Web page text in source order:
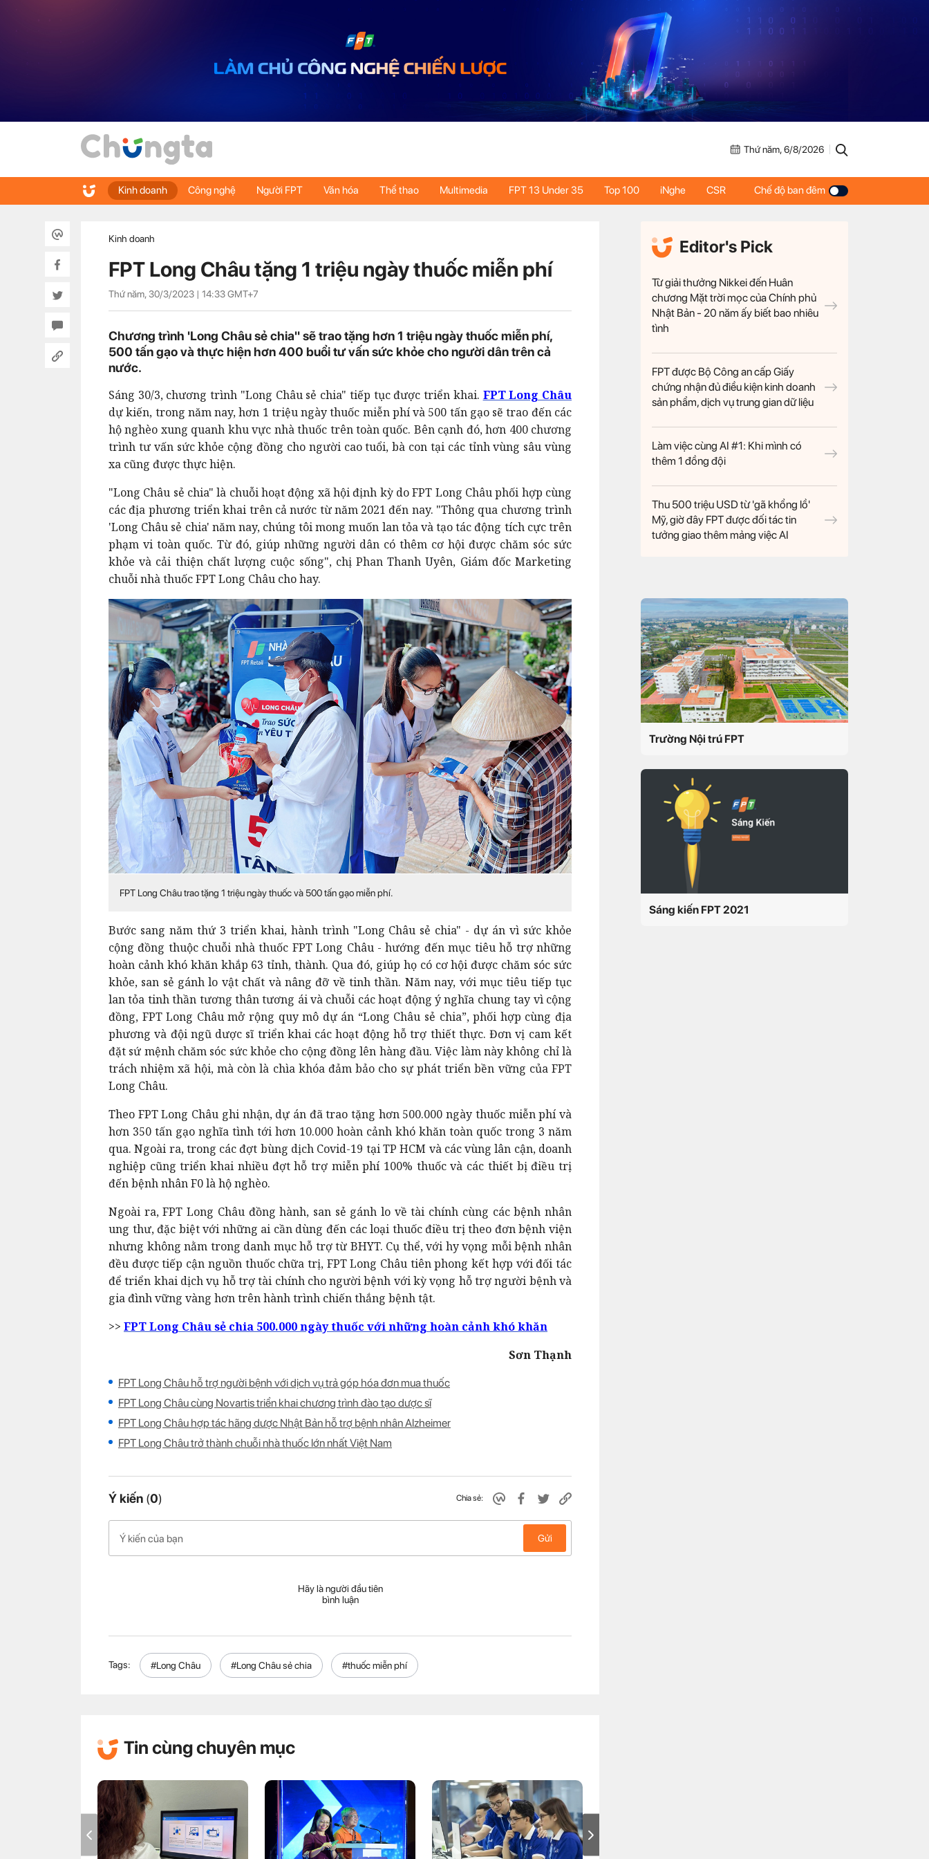
Thứ năm, 6/8/2026
Kinh doanh Công nghệ Người FPT Văn hóa Thể thao Multimedia FPT 13 Under 35 Top 100 iNghe CSR Chế độ ban đêm
Kinh doanh
FPT Long Châu tặng 1 triệu ngày thuốc miễn phí
Thứ năm, 30/3/2023 | 14:33GMT+7
Chương trình 'Long Châu sẻ chia" sẽ trao tặng hơn 1 triệu ngày thuốc miễn phí,
500 tấn gạo và thực hiện hơn 400 buổi tư vấn sức khỏe cho người dân trên cả
nước.
Sáng 30/3, chương trình "Long Châu sẻ chia" tiếp tục được triển khai. FPT Long Châu
dự kiến, trong năm nay, hơn 1 triệu ngày thuốc miễn phí và 500 tấn gạo sẽ trao đến các
hộ nghèo xung quanh khu vực nhà thuốc trên toàn quốc. Bên cạnh đó, hơn 400 chương
trình tư vấn sức khỏe cộng đồng cho người cao tuổi, bà con tại các tỉnh vùng sâu vùng
xa cũng được thực hiện.
"Long Châu sẻ chia" là chuỗi hoạt động xã hội định kỳ do FPT Long Châu phối hợp cùng
các địa phương triển khai trên cả nước từ năm 2021 đến nay. "Thông qua chương trình
'Long Châu sẻ chia' năm nay, chúng tôi mong muốn lan tỏa và tạo tác động tích cực trên
phạm vi toàn quốc. Từ đó, giúp những người dân có thêm cơ hội được chăm sóc sức
khỏe và cải thiện chất lượng cuộc sống", chị Phan Thanh Uyên, Giám đốc Marketing
chuỗi nhà thuốc FPT Long Châu cho hay.
FPT Long Châu trao tặng 1 triệu ngày thuốc và 500 tấn gạo miễn phí.
Bước sang năm thứ 3 triển khai, hành trình "Long Châu sẻ chia" - dự án vì sức khỏe
cộng đồng thuộc chuỗi nhà thuốc FPT Long Châu - hướng đến mục tiêu hỗ trợ những
hoàn cảnh khó khăn khắp 63 tỉnh, thành. Qua đó, giúp họ có cơ hội được chăm sóc sức
khỏe, san sẻ gánh lo vật chất và nâng đỡ về tinh thần. Năm nay, với mục tiêu tiếp tục
lan tỏa tinh thần tương thân tương ái và chuỗi các hoạt động ý nghĩa chung tay vì cộng
đồng, FPT Long Châu mở rộng quy mô dự án “Long Châu sẻ chia”, phối hợp cùng địa
phương và đội ngũ dược sĩ triển khai các hoạt động hỗ trợ thiết thực. Đơn vị cam kết
đặt sứ mệnh chăm sóc sức khỏe cho cộng đồng lên hàng đầu. Việc làm này không chỉ là
trách nhiệm xã hội, mà còn là chìa khóa đảm bảo cho sự phát triển bền vững của FPT
Long Châu.
Theo FPT Long Châu ghi nhận, dự án đã trao tặng hơn 500.000 ngày thuốc miễn phí và
hơn 350 tấn gạo nghĩa tình tới hơn 10.000 hoàn cảnh khó khăn toàn quốc trong 3 năm
qua. Ngoài ra, trong các đợt bùng dịch Covid-19 tại TP HCM và các vùng lân cận, doanh
nghiệp cũng triển khai nhiều đợt hỗ trợ miễn phí 100% thuốc và các thiết bị điều trị
đến bệnh nhân F0 là hộ nghèo.
Ngoài ra, FPT Long Châu đồng hành, san sẻ gánh lo về tài chính cùng các bệnh nhân
ung thư, đặc biệt với những ai cần dùng đến các loại thuốc điều trị theo đơn bệnh viện
nhưng không nằm trong danh mục hỗ trợ từ BHYT. Cụ thể, với hy vọng mỗi bệnh nhân
đều được tiếp cận nguồn thuốc chữa trị, FPT Long Châu tiên phong kết hợp với đối tác
để triển khai dịch vụ hỗ trợ tài chính cho người bệnh với kỳ vọng hỗ trợ người bệnh và
gia đình vững vàng hơn trên hành trình chiến thắng bệnh tật.
>> FPT Long Châu sẻ chia 500.000 ngày thuốc với những hoàn cảnh khó khăn
Sơn Thạnh
FPT Long Châu hỗ trợ người bệnh với dịch vụ trả góp hóa đơn mua thuốc
FPT Long Châu cùng Novartis triển khai chương trình đào tạo dược sĩ
FPT Long Châu hợp tác hãng dược Nhật Bản hỗ trợ bệnh nhân Alzheimer
FPT Long Châu trở thành chuỗi nhà thuốc lớn nhất Việt Nam
Ý kiến (0) Chia sẻ:
Gửi
Hãy là người đầu tiên
bình luận
Tags: #Long Châu #Long Châu sẻ chia #thuốc miễn phí
Editor's Pick
Từ giải thưởng Nikkei đến Huân
chương Mặt trời mọc của Chính phủ
Nhật Bản - 20 năm ấy biết bao nhiêu
tình
FPT được Bộ Công an cấp Giấy
chứng nhận đủ điều kiện kinh doanh
sản phẩm, dịch vụ trung gian dữ liệu
Làm việc cùng AI #1: Khi mình có
thêm 1 đồng đội
Thu 500 triệu USD từ 'gã khổng lồ'
Mỹ, giờ đây FPT được đối tác tin
tưởng giao thêm mảng việc AI
Trường Nội trú FPT
Sáng kiến FPT 2021
Tin cùng chuyên mục